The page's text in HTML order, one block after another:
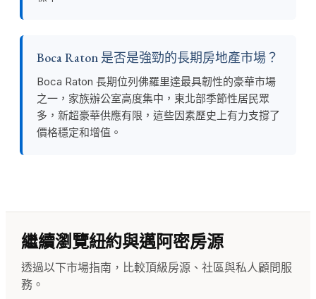
Boca Raton 是否是強勁的長期房地產市場？
Boca Raton 長期位列佛羅里達最具韌性的豪華市場
之一，家族辦公室高度集中，東北部季節性居民眾
多，新超豪華供應有限，這些因素歷史上有力支撐了
價格穩定和增值。
繼續瀏覽紐約與邁阿密房源
透過以下市場指南，比較頂級房源、社區與私人顧問服
務。